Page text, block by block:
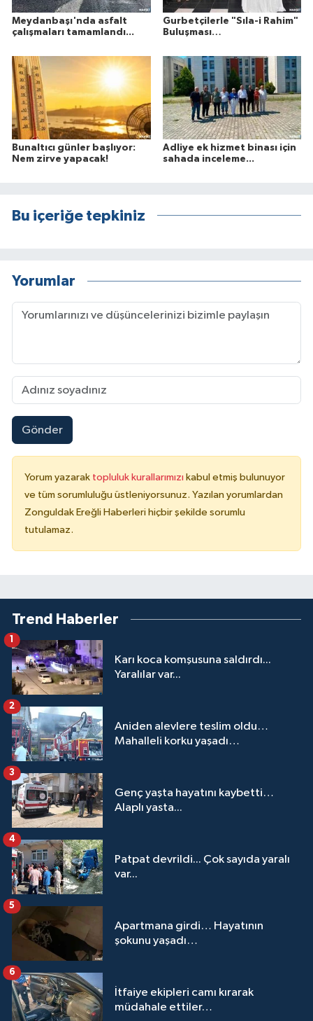
Meydanbaşı'nda asfalt
çalışmaları tamamlandı...
Gurbetçilerle "Sıla-i Rahim"
Buluşması…
Bunaltıcı günler başlıyor:
Nem zirve yapacak!
Adliye ek hizmet binası için
sahada inceleme...
Bu içeriğe tepkiniz
Yorumlar
Gönder
Yorum yazarak topluluk kurallarımızı kabul etmiş bulunuyor
ve tüm sorumluluğu üstleniyorsunuz. Yazılan yorumlardan
Zonguldak Ereğli Haberleri hiçbir şekilde sorumlu
tutulamaz.
Trend Haberler
Karı koca komşusuna saldırdı...
Yaralılar var...
1
Aniden alevlere teslim oldu…
Mahalleli korku yaşadı…
2
Genç yaşta hayatını kaybetti…
Alaplı yasta...
3
Patpat devrildi... Çok sayıda yaralı
var...
4
Apartmana girdi… Hayatının
şokunu yaşadı…
5
İtfaiye ekipleri camı kırarak
müdahale ettiler…
6